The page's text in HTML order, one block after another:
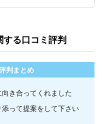
る口コミ評判
判まとめ
き合ってくれました
って提案をして下さい